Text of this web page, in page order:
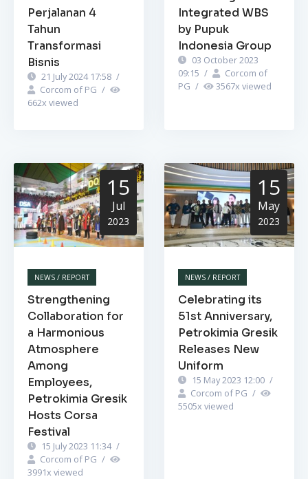
Perjalanan 4
Tahun
Transformasi
Bisnis
21 July 2024 17:58 /
Corcom of PG /
662x viewed
Integrated WBS
by Pupuk
Indonesia Group
03 October 2023
09:15 /
Corcom of
PG / 3567x viewed
15
Jul
2023
NEWS / REPORT
Strengthening
Collaboration for
a Harmonious
Atmosphere
Among
Employees,
Petrokimia Gresik
Hosts Corsa
Festival
15 July 2023 11:34 /
Corcom of PG /
3991x viewed
15
May
2023
NEWS / REPORT
Celebrating its
51st Anniversary,
Petrokimia Gresik
Releases New
Uniform
15 May 2023 12:00 /
Corcom of PG /
5505x viewed